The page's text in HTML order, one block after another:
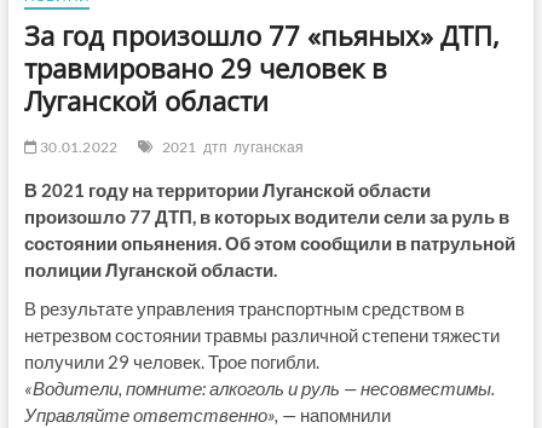
За год произошло 77 «пьяных» ДТП,
травмировано 29 человек в
Луганской области
30.01.2022 2021 дтп луганская
В 2021 году на территории Луганской области
произошло 77 ДТП, в которых водители сели за руль в
состоянии опьянения. Об этом сообщили в патрульной
полиции Луганской области.
В результате управления транспортным средством в
нетрезвом состоянии травмы различной степени тяжести
получили 29 человек. Трое погибли.
«Водители, помните: алкоголь и руль — несовместимы.
Управляйте ответственно», — напомнили